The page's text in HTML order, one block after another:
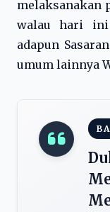
melaksanakan
walau hari
adapun
umum lainnya